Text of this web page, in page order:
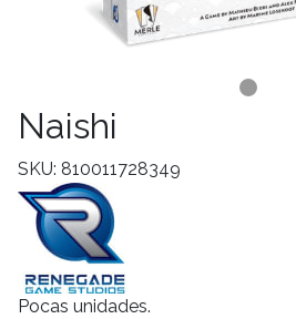
Naishi
SKU: 810011728349
Pocas unidades.